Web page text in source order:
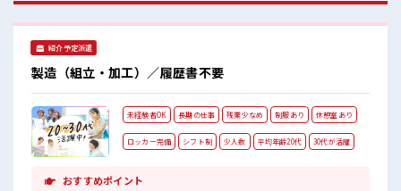
紹介予定派遣
製造（組立・加工）／履歴書不要
未経験者OK 長期の仕事 残業少なめ 制服あり 休憩室あり
ロッカー完備 シフト制 少人数 平均年齢20代 30代が活躍
おすすめポイント